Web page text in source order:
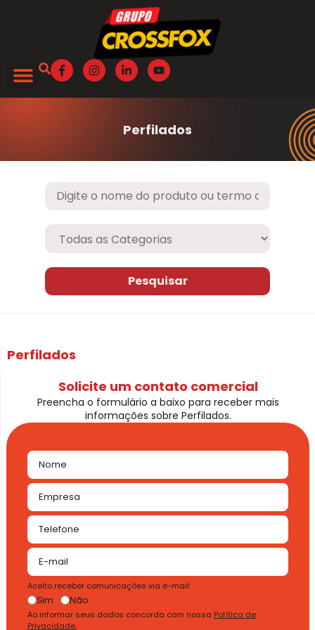
Perfilados
Perfilados
Solicite um contato comercial
Preencha o formulário a baixo para receber mais
informações sobre Perfilados.
Aceito receber comunicações via e-mail:
Sim Não
Ao informar seus dados concorda com nossa Política de
Privacidade.